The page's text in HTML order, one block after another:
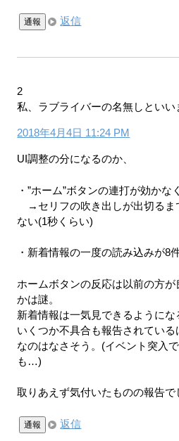
通報 返信
2
私、ラブライバーの名無しといい
2018年4月4日 11:24 PM
UI調整の分になるのか、
・”ホーム”ボタンの連打が効かな
→セリフの吹き出しが出切るま
ない(1秒くらい)
・新着情報の一度の読み込みが8
ホームボタンの反応は以前の方
かは謎。
新着情報は一気見できるようにな
いくつか不具合も報告されてい
なのはなさそう。(イベント突入
も…)
取りあえず気付いたものの報告で
通報 返信